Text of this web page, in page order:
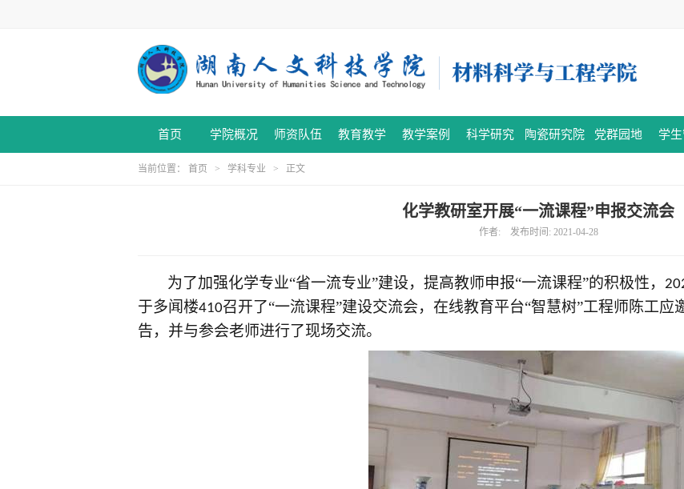
首页 学院概况 师资队伍 教育教学 教学案例 科学研究 陶瓷研究院 党群园地 学
当前位置： 首页 > 学科专业 > 正文
化学教研室开展“一流课程”申报交流会
作者: 发布时间: 2021-04-28
为了加强化学专业“省一流专业”建设，提高教师申报“一流课程”的积极性，
于多闻楼410召开了“一流课程”建设交流会，在线教育平台“智慧树”工程师陈工应
告，并与参会老师进行了现场交流。